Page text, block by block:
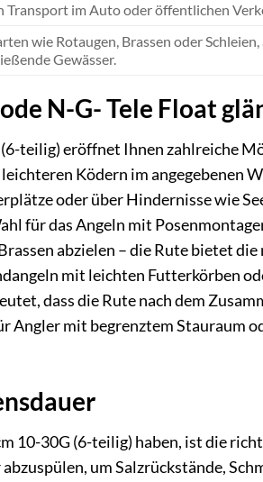
Transport im Auto oder öffentlichen
wie Rotaugen, Brassen oder
Gewässer.
N-G- Tele Float
teilig) eröffnet Ihnen zahlreiche
Ködern im angegebenen
oder über Hindernisse wie
für das Angeln mit
abzielen – die Rute bietet
mit leichten Futterkörben
dass die Rute nach dem
mit begrenztem Stauraum
10-30G (6-teilig) haben, ist die
um Salzrückstände,